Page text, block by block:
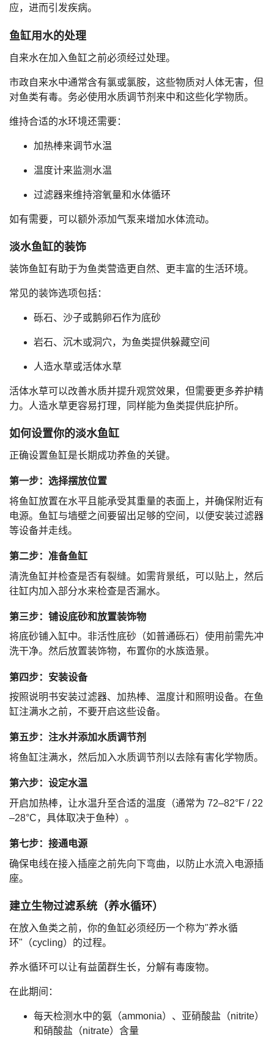
应，进而引发疾病。
鱼缸用水的处理
自来水在加入鱼缸之前必须经过处理。
市政自来水中通常含有氯或氯胺，这些物质对人体无害，但
对鱼类有毒。务必使用水质调节剂来中和这些化学物质。
维持合适的水环境还需要：
加热棒来调节水温
温度计来监测水温
过滤器来维持溶氧量和水体循环
如有需要，可以额外添加气泵来增加水体流动。
淡水鱼缸的装饰
装饰鱼缸有助于为鱼类营造更自然、更丰富的生活环境。
常见的装饰选项包括：
砾石、沙子或鹅卵石作为底砂
岩石、沉木或洞穴，为鱼类提供躲藏空间
人造水草或活体水草
活体水草可以改善水质并提升观赏效果，但需要更多养护精
力。人造水草更容易打理，同样能为鱼类提供庇护所。
如何设置你的淡水鱼缸
正确设置鱼缸是长期成功养鱼的关键。
第一步：选择摆放位置
将鱼缸放置在水平且能承受其重量的表面上，并确保附近有
电源。鱼缸与墙壁之间要留出足够的空间，以便安装过滤器
等设备并走线。
第二步：准备鱼缸
清洗鱼缸并检查是否有裂缝。如需背景纸，可以贴上，然后
往缸内加入部分水来检查是否漏水。
第三步：铺设底砂和放置装饰物
将底砂铺入缸中。非活性底砂（如普通砾石）使用前需先冲
洗干净。然后放置装饰物，布置你的水族造景。
第四步：安装设备
按照说明书安装过滤器、加热棒、温度计和照明设备。在鱼
缸注满水之前，不要开启这些设备。
第五步：注水并添加水质调节剂
将鱼缸注满水，然后加入水质调节剂以去除有害化学物质。
第六步：设定水温
开启加热棒，让水温升至合适的温度（通常为 72–82°F / 22
–28°C，具体取决于鱼种）。
第七步：接通电源
确保电线在接入插座之前先向下弯曲，以防止水流入电源插
座。
建立生物过滤系统（养水循环）
在放入鱼类之前，你的鱼缸必须经历一个称为"养水循
环"（cycling）的过程。
养水循环可以让有益菌群生长，分解有毒废物。
在此期间：
每天检测水中的氨（ammonia）、亚硝酸盐（nitrite）
和硝酸盐（nitrate）含量